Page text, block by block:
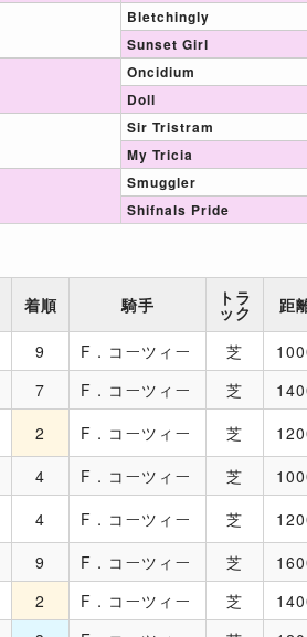
Bletchingly
Sunset Girl
Oncidium
Doll
Sir Tristram
My Tricia
Smuggler
Shifnals Pride
着順 騎手 トラ
ック 距
9 F．コーツィー 芝
7 F．コーツィー 芝
2 F．コーツィー 芝
4 F．コーツィー 芝
4 F．コーツィー 芝
9 F．コーツィー 芝
2 F．コーツィー 芝